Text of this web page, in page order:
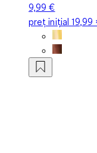
9,99 €
preț inițial19,99